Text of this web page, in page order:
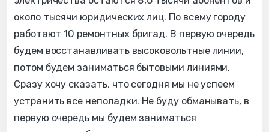
около тысячи юридических лиц. По всему городу
работают 10 ремонтных бригад. В первую очередь
будем восстанавливать высоковольтные линии,
потом будем заниматься бытовыми линиями.
Сразу хочу сказать, что сегодня мы не успеем
устранить все неполадки. Не буду обманывать, в
первую очередь мы будем заниматься